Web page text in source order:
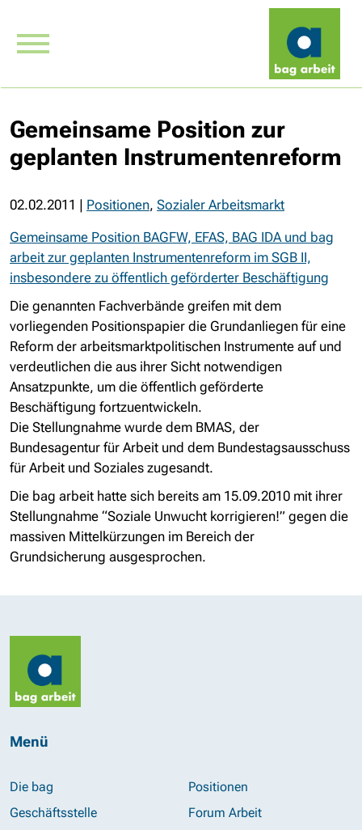
Gemeinsame Position zur
geplanten Instrumentenreform
02.02.2011 | Positionen, Sozialer Arbeitsmarkt
Gemeinsame Position BAGFW, EFAS, BAG IDA und bag
arbeit zur geplanten Instrumentenreform im SGB II,
insbesondere zu öffentlich geförderter Beschäftigung
Die genannten Fachverbände greifen mit dem
vorliegenden Positionspapier die Grundanliegen für eine
Reform der arbeitsmarktpolitischen Instrumente auf und
verdeutlichen die aus ihrer Sicht notwendigen
Ansatzpunkte, um die öffentlich geförderte
Beschäftigung fortzuentwickeln.
Die Stellungnahme wurde dem BMAS, der
Bundesagentur für Arbeit und dem Bundestagsausschuss
für Arbeit und Soziales zugesandt.
Die bag arbeit hatte sich bereits am 15.09.2010 mit ihrer
Stellungnahme “Soziale Unwucht korrigieren!” gegen die
massiven Mittelkürzungen im Bereich der
Grundsicherung ausgesprochen.
Menü
Die bag
Geschäftsstelle
Positionen
Forum Arbeit